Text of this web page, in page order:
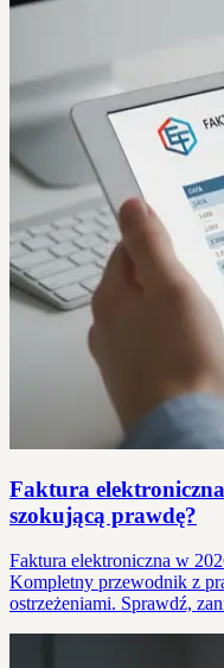
Faktura
szokującą prawdę?
Faktura elektroniczna w
Kompletny przewodnik z
ostrzeżeniami. Sprawdź,